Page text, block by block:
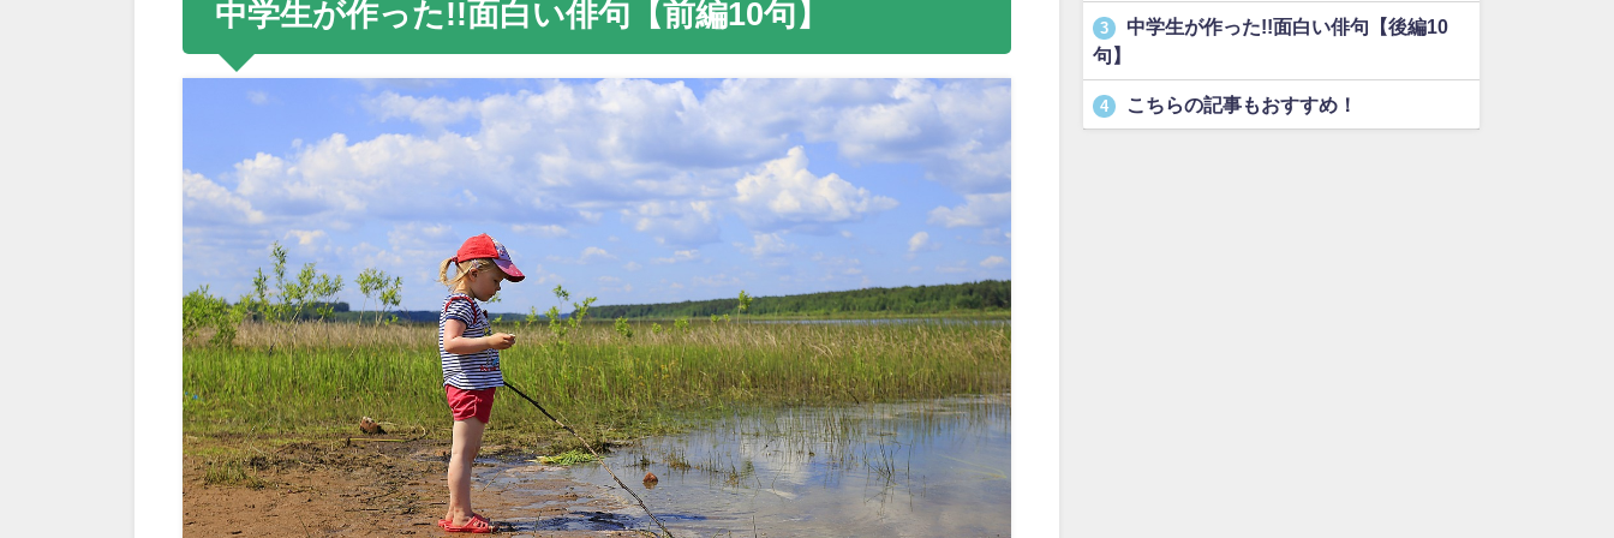
中学生が作った!!面白い俳句【前編10句】 3
中学生が作った!!面白い俳句【後編10
句】
4 こちらの記事もおすすめ！